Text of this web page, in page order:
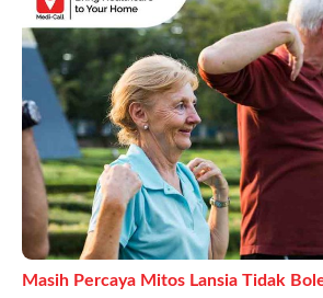
Masih Percaya Mitos Lansia Tidak